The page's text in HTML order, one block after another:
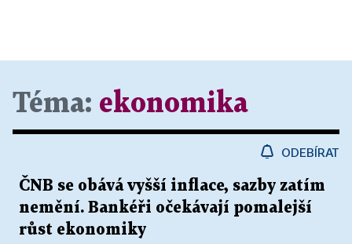
Téma: ekonomika
ODEBÍRAT
ČNB se obává vyšší inflace, sazby zatím
nemění. Bankéři očekávají pomalejší
růst ekonomiky